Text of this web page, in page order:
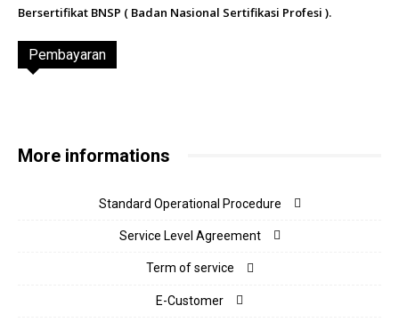
Bersertifikat BNSP ( Badan Nasional Sertifikasi Profesi ).
Pembayaran
More informations
Standard Operational Procedure
Service Level Agreement
Term of service
E-Customer